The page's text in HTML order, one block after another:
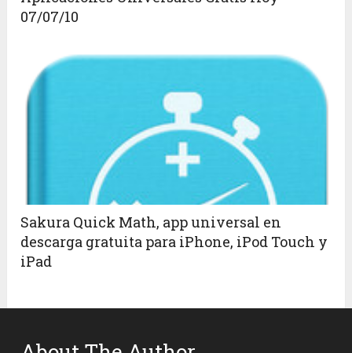
07/07/10
Sakura Quick Math, app universal en
descarga gratuita para iPhone, iPod Touch y
iPad